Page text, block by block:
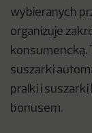
wybieranych
organizuje
konsumencką.
suszarki
pralki i
bonusem.